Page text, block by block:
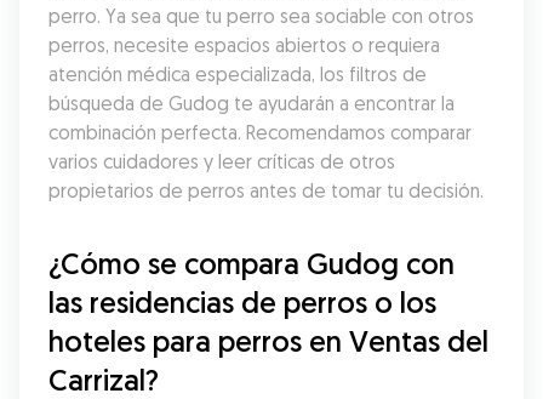
perro. Ya sea que tu perro sea sociable con otros
perros, necesite espacios abiertos o requiera
atención médica especializada, los filtros de
búsqueda de Gudog te ayudarán a encontrar la
combinación perfecta. Recomendamos comparar
varios cuidadores y leer críticas de otros
propietarios de perros antes de tomar tu decisión.
¿Cómo se compara Gudog con
las residencias de perros o los
hoteles para perros en Ventas del
Carrizal?